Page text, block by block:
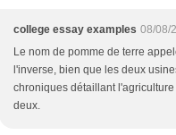
college essay examples 08/08/
Le nom de pomme de terre
l'inverse, bien que les deux
chroniques détaillant
deux.